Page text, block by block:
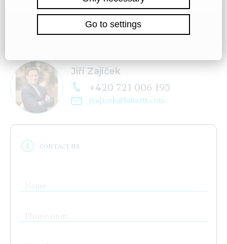
Jiří Zajíček
+420 721 006 195
jzajicek@labartt.com
CONTACT US